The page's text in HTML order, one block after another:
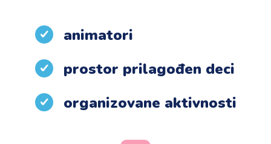
animatori
prostor prilagođen deci
organizovane aktivnosti